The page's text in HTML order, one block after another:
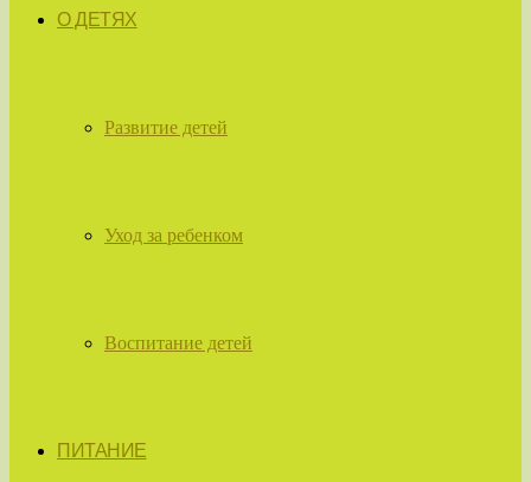
О ДЕТЯХ
Развитие детей
Уход за ребенком
Воспитание детей
ПИТАНИЕ